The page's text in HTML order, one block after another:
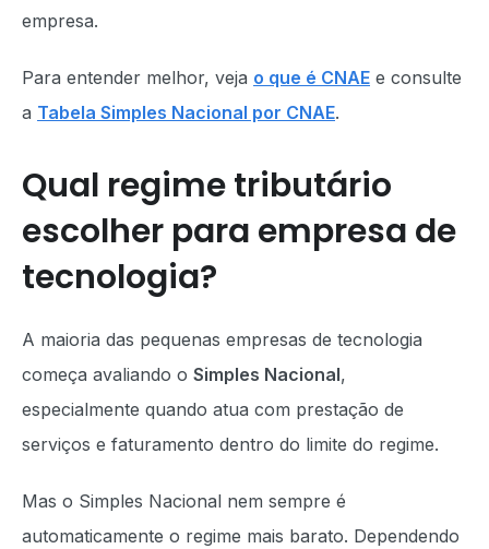
empresa.
Para entender melhor, veja o que é CNAE e consulte
a Tabela Simples Nacional por CNAE.
Qual regime tributário
escolher para empresa de
tecnologia?
A maioria das pequenas empresas de tecnologia
começa avaliando o Simples Nacional,
especialmente quando atua com prestação de
serviços e faturamento dentro do limite do regime.
Mas o Simples Nacional nem sempre é
automaticamente o regime mais barato. Dependendo